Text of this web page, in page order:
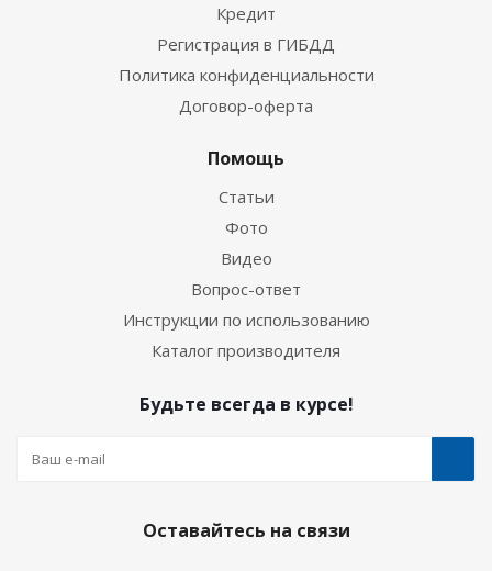
Кредит
Регистрация в ГИБДД
Политика конфиденциальности
Договор-оферта
Помощь
Статьи
Фото
Видео
Вопрос-ответ
Инструкции по использованию
Каталог производителя
Будьте всегда в курсе!
Оставайтесь на связи